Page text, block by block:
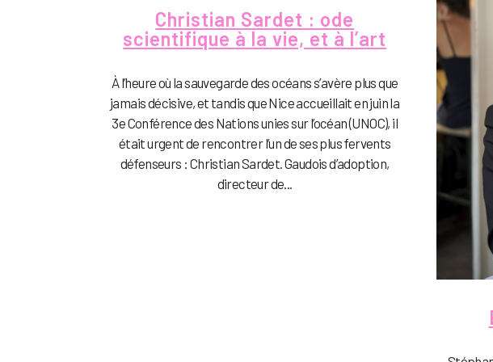
Christian Sardet : ode
scientifique à la vie, et à l’art
À l’heure où la sauvegarde des océans s’avère plus que
jamais décisive, et tandis que Nice accueillait en juin la
3e Conférence des Nations unies sur l’océan (UNOC), il
était urgent de rencontrer l’un de ses plus fervents
défenseurs : Christian Sardet. Gaudois d’adoption,
directeur de...